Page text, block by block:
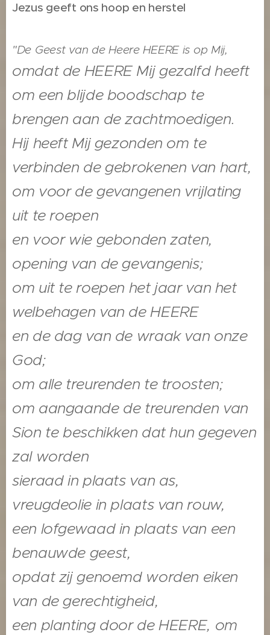
Jezus geeft ons hoop en herstel
"De Geest van de Heere HEERE is op Mij,
omdat de HEERE Mij gezalfd heeft
om een blijde boodschap te
brengen aan de zachtmoedigen.
Hij heeft Mij gezonden om te
verbinden de gebrokenen van hart,
om voor de gevangenen vrijlating
uit te roepen
en voor wie gebonden zaten,
opening van de gevangenis;
om uit te roepen het jaar van het
welbehagen van de HEERE
en de dag van de wraak van onze
God;
om alle treurenden te troosten;
om aangaande de treurenden van
Sion te beschikken dat hun gegeven
zal worden
sieraad in plaats van as,
vreugdeolie in plaats van rouw,
een lofgewaad in plaats van een
benauwde geest,
opdat zij genoemd worden eiken
van de gerechtigheid,
een planting door de HEERE, om